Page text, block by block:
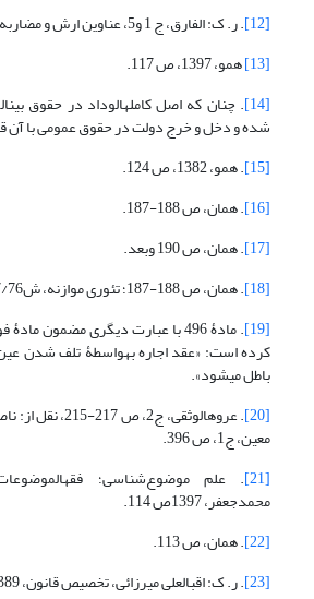
[12]
. ر. ک: الفارق، ج 1 و5، عناوین ارش و مضاربه.
[13]
همو، 1397، ص 117.
[14]
. چنان که اصل کامله‏الوداد در حقوق
شده و دخل و خرج دولت در حقوق عمومی با آن
[15]
. همو، 1382، ص 124.
[16]
. همان، ص 188-187.
[17]
. همان، ص 190 وبعد.
[18]
. همان، ص 188-187؛ تئوری موازنه، ش7/76 تا 83.
[19]
. مادۀ 496 با عبارت دیگری مضمون
کرده است: «عقد اجاره به‏واسطۀ تلف شدن
باطل می‏شود».
[20]
. عروه‏الوثقی، ج2،
معین، ج1، ص 396.
[21]
. علم موضوع‌شناسی؛
محمدجعفر، 1397ص 114.
[22]
. همان، ص 113.
[23]
. ر. ک: اقبال‏علی میرزائی، تخصیص قانون، 1389صص 197-178.